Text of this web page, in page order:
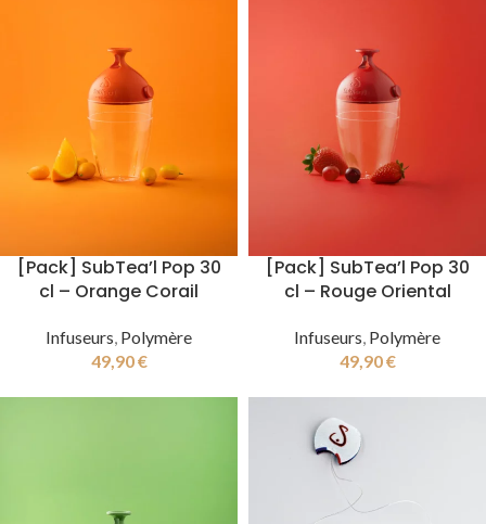
[Pack] SubTea’l Pop 30
cl – Orange Corail
Infuseurs, Polymère
49,90€
[Pack] SubTea’l Pop 30
cl – Rouge Oriental
Infuseurs, Polymère
49,90€